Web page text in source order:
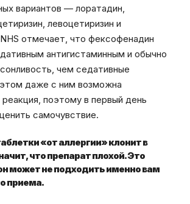
вариантов — лоратадин,
левоцетиризин и
отмечает, что фексофенадин
антигистаминным и обычно
чем седативные
даже с ним возможна
реакция, поэтому в первый день
самочувствие.
«от аллергии» клонит в
что препарат плохой. Это
может не подходить именно вам
приема.